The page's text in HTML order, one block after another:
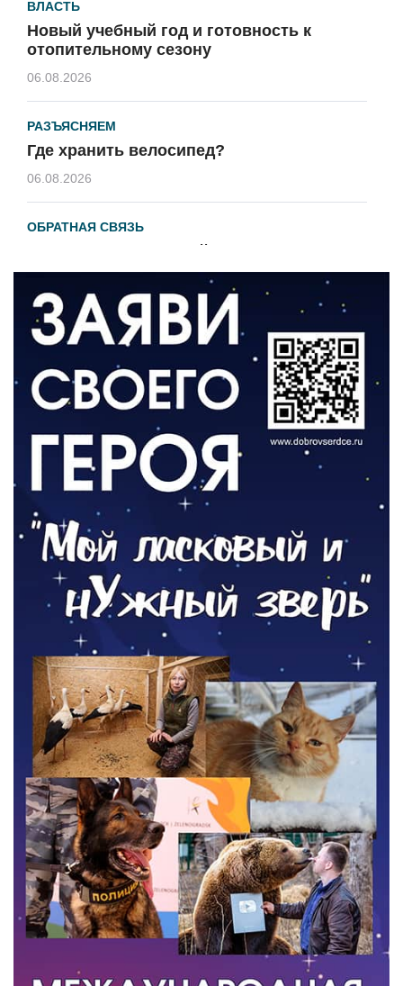
ВЛАСТЬ
Новый учебный год и готовность к
отопительному сезону
06.08.2026
РАЗЪЯСНЯЕМ
Где хранить велосипед?
06.08.2026
ОБРАТНАЯ СВЯЗЬ
Администрация онлайн
ВЛАСТЬ
День памяти и «Симфония народов»
06.08.2026
Новый настил на экотропе
05.08.2026